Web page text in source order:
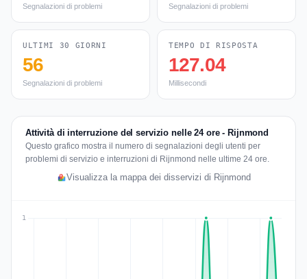
Segnalazioni di problemi Segnalazioni di problemi
ULTIMI 30 GIORNI
56
Segnalazioni di problemi
TEMPO DI RISPOSTA
127.04
Millisecondi
Attività di interruzione del servizio nelle 24 ore - Rijnmond
Questo grafico mostra il numero di segnalazioni degli utenti per
problemi di servizio e interruzioni di Rijnmond nelle ultime 24 ore.
Visualizza la mappa dei disservizi di Rijnmond